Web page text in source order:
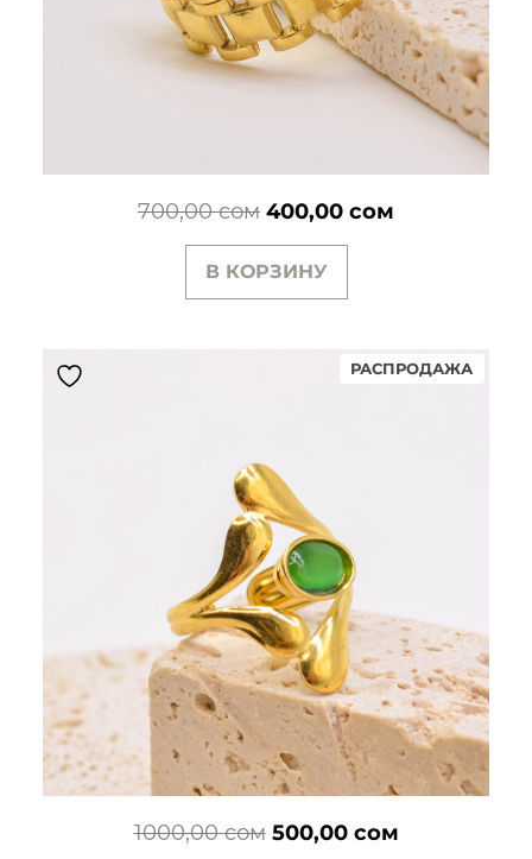
700,00сом Первоначальная
цена
составляла
400,00 сом
В КОРЗИНУ
РАСПРОДАЖА
1000,00сом Первоначальная
500,00 сомТекущая